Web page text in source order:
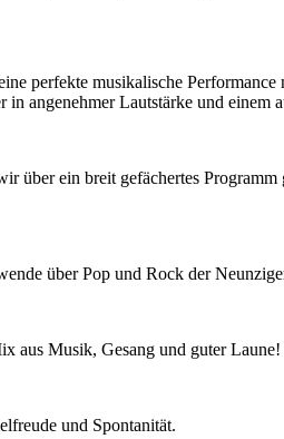
perfekte musikalische
angenehmer Lautstärke und einem
über ein breit gefächertes
über Pop und Rock der
aus Musik, Gesang und guter Laune!
und Spontanität.